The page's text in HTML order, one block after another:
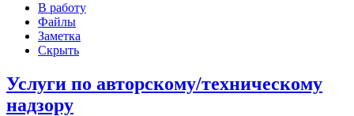
В работу
Файлы
Заметка
Скрыть
Услуги по авторскому/техническому
надзору